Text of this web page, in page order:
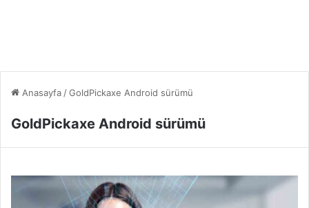
Anasayfa /GoldPickaxe Android sürümü
GoldPickaxe Android sürümü